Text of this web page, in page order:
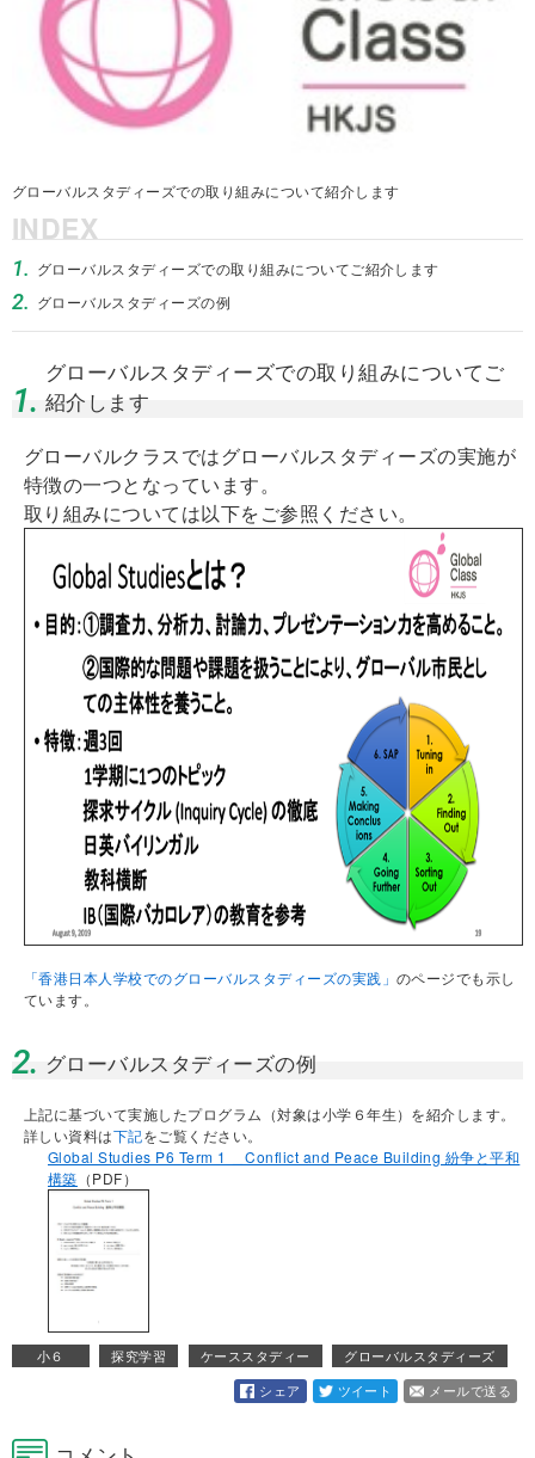
グローバルスタディーズでの取り組みについて紹介します
INDEX
1. グローバルスタディーズでの取り組みについてご紹介します
2. グローバルスタディーズの例
1.
グローバルスタディーズでの取り組みについてご
紹介します
グローバルクラスではグローバルスタディーズの実施が
特徴の一つとなっています。
取り組みについては以下をご参照ください。
「香港日本人学校でのグローバルスタディーズの実践」 のページでも示し
ています。
2. グローバルスタディーズの例
上記に基づいて実施したプログラム（対象は小学６年生）を紹介します。
詳しい資料は下記をご覧ください。
Global Studies P6 Term 1 ＿Conflict and Peace Building 紛争と平和
構築 （PDF）
小６ 探究学習 ケーススタディー
グローバルスタディーズ
シェア
ツイート メールで送る